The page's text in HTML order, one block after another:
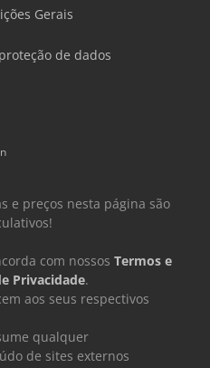
Gerais
de dados
e preços nesta página são
com nossos Termos e
Privacidade.
aos seus respectivos
qualquer
de sites externos